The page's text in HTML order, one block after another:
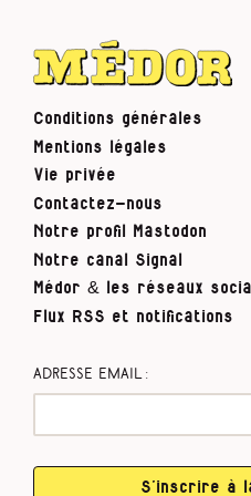
Conditions générales
Mentions légales
Vie privée
Contactez-nous
Notre profil Mastodon
Notre canal Signal
Médor & les réseaux
Flux RSS et notifications
Adresse email :
S’inscrire à